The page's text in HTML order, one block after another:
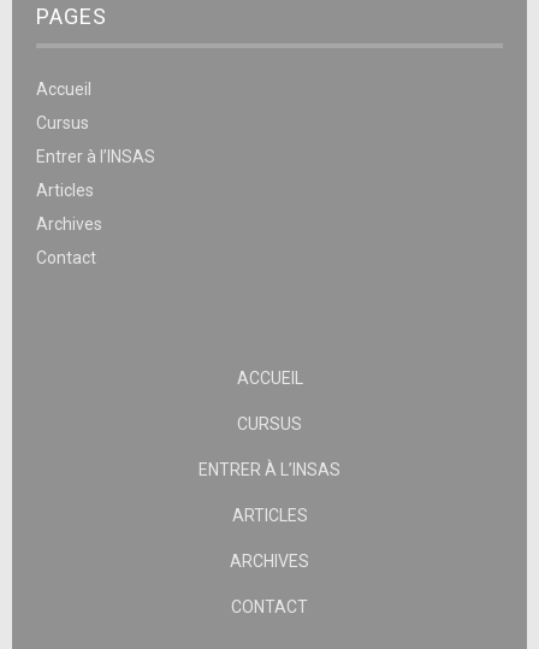
PAGES
Accueil
Cursus
Entrer à l’INSAS
Articles
Archives
Contact
ACCUEIL
CURSUS
ENTRER À L’INSAS
ARTICLES
ARCHIVES
CONTACT